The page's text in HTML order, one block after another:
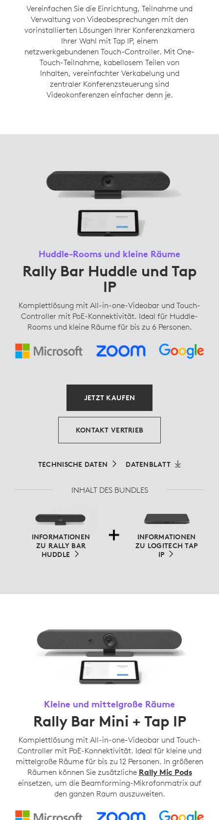
Vereinfachen Sie die Einrichtung, Teilnahme und
Verwaltung von Videobesprechungen mit den
vorinstallierten Lösungen Ihrer Konferenzkamera
Ihrer Wahl mit Tap IP, einem
netzwerkgebundenen Touch-Controller. Mit One-
Touch-Teilnahme, kabellosem Teilen von
Inhalten, vereinfachter Verkabelung und
zentraler Konferenzsteuerung sind
Videokonferenzen einfacher denn je.
Huddle-Rooms und kleine Räume
Rally Bar Huddle und Tap
IP
Komplettlösung mit All-in-one-Videobar und Touch-
Controller mit PoE-Konnektivität. Ideal für Huddle-
Rooms und kleine Räume für bis zu 6 Personen.
JETZT KAUFEN
KONTAKT VERTRIEB
TECHNISCHE DATEN DATENBLATT
INHALT DES BUNDLES
INFORMATIONEN
ZU RALLY BAR
HUDDLE
INFORMATIONEN
ZU LOGITECH TAP
IP
Kleine und mittelgroße Räume
Rally Bar Mini + Tap IP
Komplettlösung mit All-in-one-Videobar und Touch-
Controller mit PoE-Konnektivität. Ideal für kleine und
mittelgroße Räume für bis zu 12 Personen. In größeren
Räumen können Sie zusätzliche Rally Mic Pods
einsetzen, um die Beamforming-Mikrofonmatrix auf
den ganzen Raum auszuweiten.